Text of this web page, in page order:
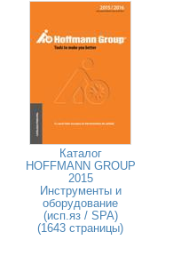
Каталог
HOFFMANN GROUP
2015
Инструменты и
оборудование
(исп.яз / SPA)
(1643 страницы)